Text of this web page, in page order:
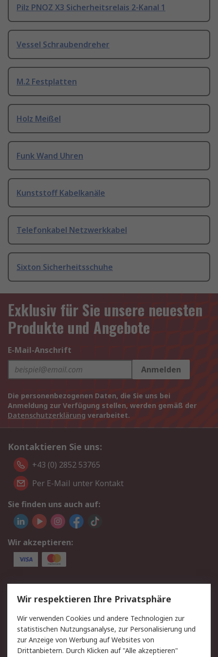
Pilz PNOZ X3 Sicherheitsrelais 2-Kanal 1
Vessel Schraubendreher
M.2 Festplatten
Holz Meißel
Funk Wand Uhren
Kunststoff Kabelkanäle
Telefonkabel Netzwerkkabel
Sixton Sicherheitsschuhe
Exklusiv für Sie unsere neuesten
Produkte und Angebote
E-Mail-Anschrift
Anmelden
Die personenbezogenen Daten, die Sie uns bei
Anmeldung zur Verfügung stellen, werden gemäß der
Datenschutzerklärung verarbeitet.
Kontaktieren Sie uns:
+43 (0) 2852 53765
Per E-Mail unter Kontakt
Sie finden uns auch auf:
Wir akzeptieren:
Service
Value Added Services
Lieferlösungen
Rücksendung/Entsorgung Kontakt
Hilfe
Wir respektieren Ihre Privatsphäre
Wir verwenden Cookies und andere Technologien zur
statistischen Nutzungsanalyse, zur Personalisierung und
zur Anzeige von Werbung auf Websites von
Drittanbietern. Durch Klicken auf "Alle akzeptieren"